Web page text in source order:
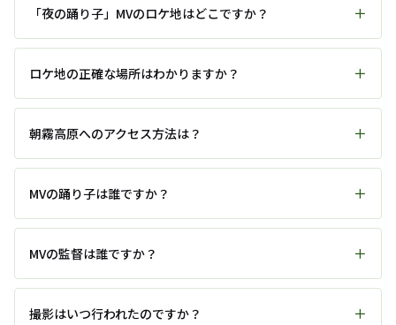
「夜の踊り子」MVのロケ地はどこですか？
ロケ地の正確な場所はわかりますか？
朝霧高原へのアクセス方法は？
MVの踊り子は誰ですか？
MVの監督は誰ですか？
撮影はいつ行われたのですか？